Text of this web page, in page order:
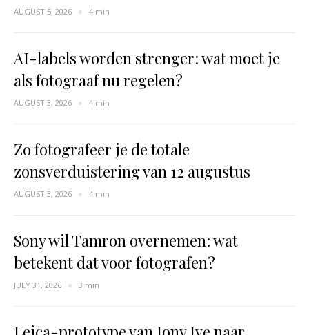
AUGUST 5, 2026 4 min
AI-labels worden strenger: wat moet je
als fotograaf nu regelen?
AUGUST 3, 2026 4 min
Zo fotografeer je de totale
zonsverduistering van 12 augustus
AUGUST 3, 2026 4 min
Sony wil Tamron overnemen: wat
betekent dat voor fotografen?
JULY 31, 2026 3 min